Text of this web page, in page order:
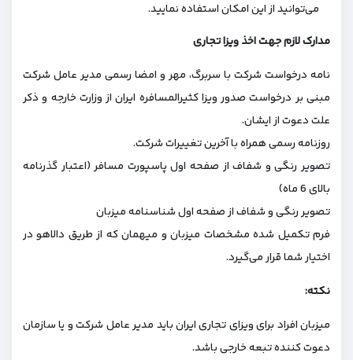
می‌توانید از این امکان استفاده نمایید.
مدارک لازم جهت اخذ ویزا تجاری
نامه درخواست شرکت با سربرگ، مهر و امضا رسمی مدیر عامل شرکت
مبنی بر درخواست صدور ویزا کثیرالمسافره ایران از وزارت خارجه و ذکر
علت دعوت از ایشان.
روزنامه رسمی همراه با آخرین تغییرات شرکت.
تصویر رنگی و شفاف از صفحه اول پاسپورت مسافر (اعتبار گذرنامه
بالای 6 ماه)
تصویر رنگی و شفاف از صفحه اول شناسنامه میزبان
فرم تکمیل شده مشخصات میزبان و میهمان که از طریق دالاهو در
اختیار شما قرار می‌گیرد.
نکته:
میزبان افراد برای ویزای تجاری ایران باید مدیر عامل شرکت و یا سازمان
دعوت کننده تبعه خارجی باشد.